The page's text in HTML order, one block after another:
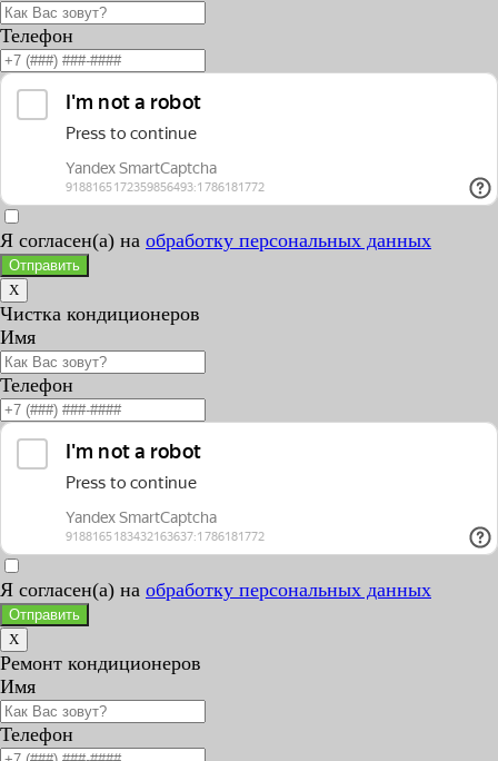
Телефон
Я согласен(а) на обработку персональных данных
Отправить
X
Чистка кондиционеров
Имя
Телефон
Я согласен(а) на обработку персональных данных
Отправить
X
Ремонт кондиционеров
Имя
Телефон